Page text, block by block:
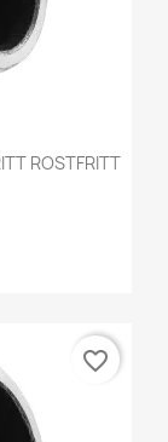
ROSTFRITT
favorite_border